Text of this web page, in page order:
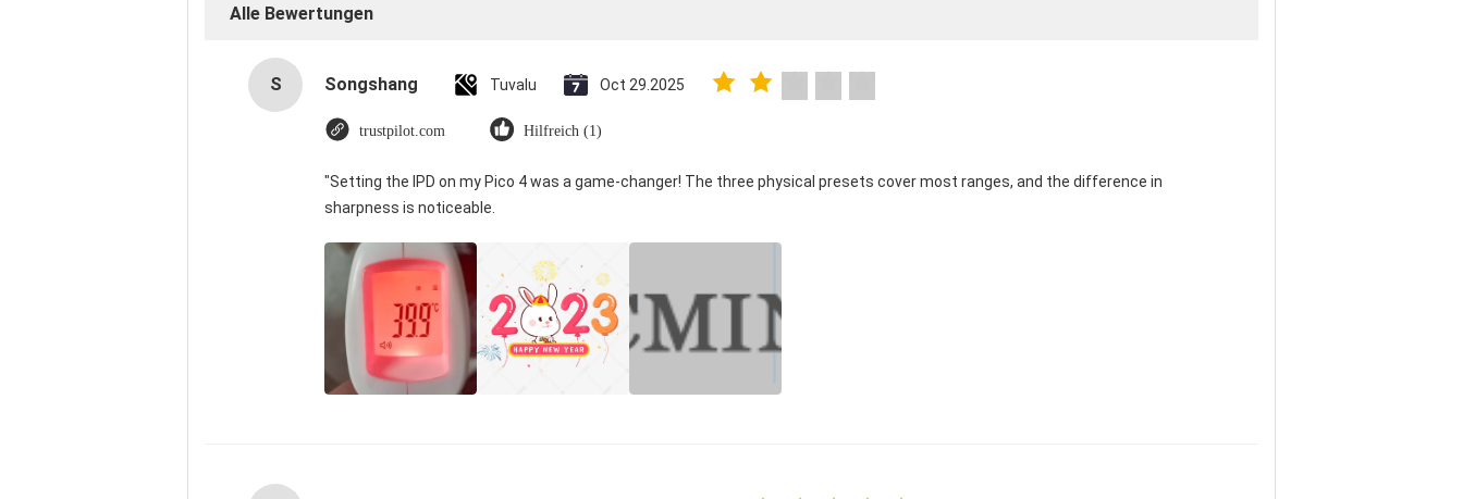
Alle Bewertungen
S Songshang Tuvalu Oct 29.2025
trustpilot.com Hilfreich (1)
"Setting the IPD on my Pico 4 was a game-changer! The three physical presets cover most ranges, and the difference in
sharpness is noticeable.